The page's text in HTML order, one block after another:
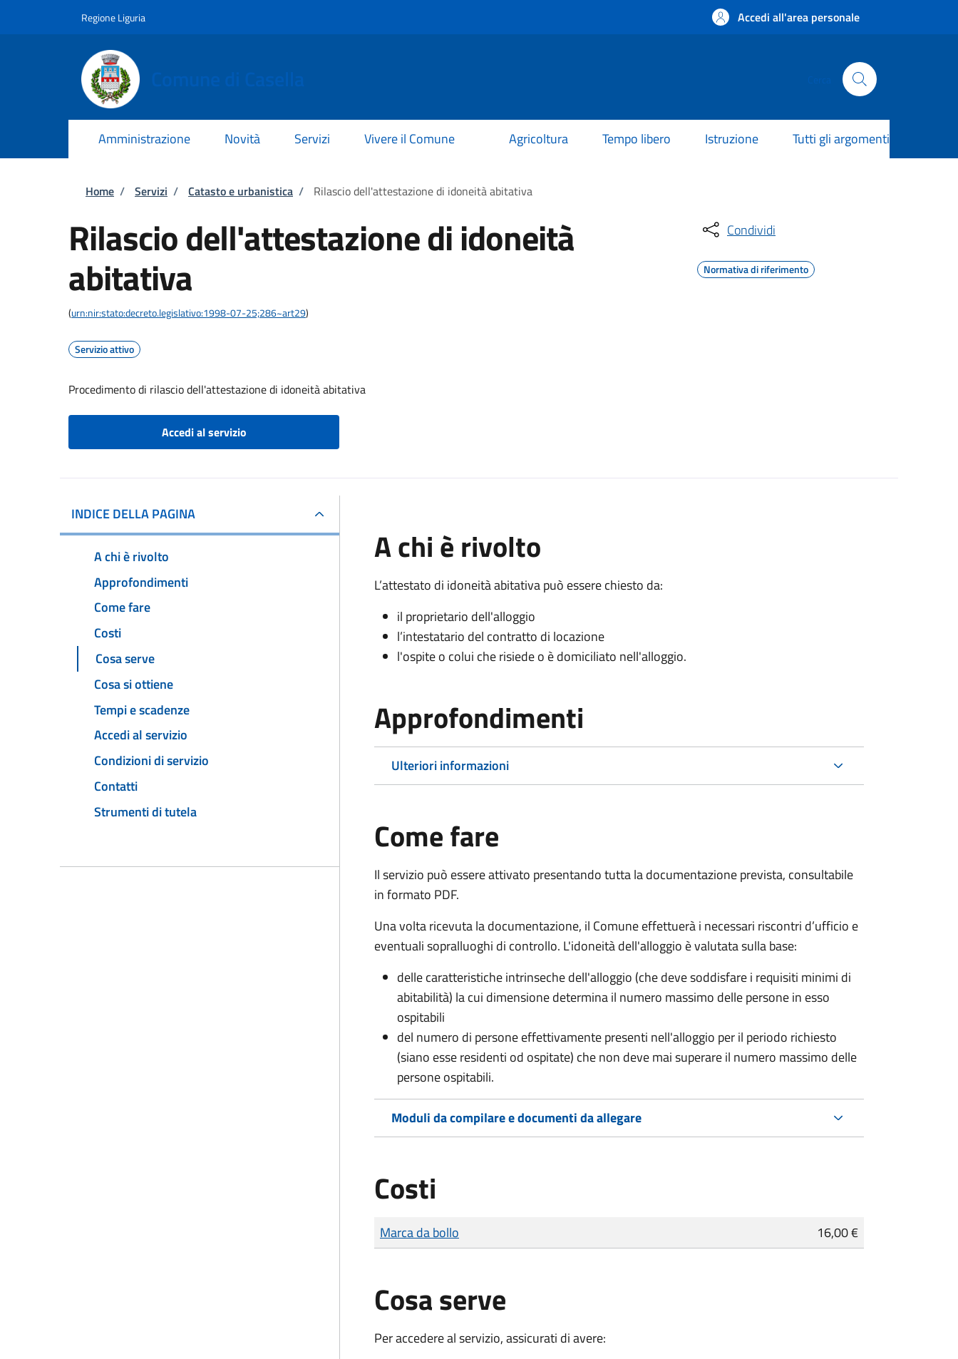
Regione Liguria Accedi all'area personale
Amministrazione Novità Servizi Vivere il Comune Agricoltura Tempo libero Istruzione Tutti gli argomenti
Briciole di pane
Home / Servizi / Catasto e urbanistica / Rilascio dell'attestazione di idoneità abitativa
Rilascio dell'attestazione di idoneità
abitativa
(urn:nir:stato:decreto.legislativo:1998-07-25;286~art29)
Servizio attivo
Procedimento di rilascio dell'attestazione di idoneità abitativa
Accedi al servizio
Condividi
Normativa di riferimento
INDICE DELLA PAGINA
A chi è rivolto
Approfondimenti
Come fare
Costi
Cosa serve
Cosa si ottiene
Tempi e scadenze
Accedi al servizio
Condizioni di servizio
Contatti
Strumenti di tutela
A chi è rivolto
L’attestato di idoneità abitativa può essere chiesto da:
il proprietario dell'alloggio
l’intestatario del contratto di locazione
l'ospite o colui che risiede o è domiciliato nell'alloggio.
Approfondimenti
Ulteriori informazioni
Come fare
Il servizio può essere attivato presentando tutta la documentazione prevista, consultabile
in formato PDF.
Una volta ricevuta la documentazione, il Comune effettuerà i necessari riscontri d’ufficio e
eventuali sopralluoghi di controllo. L'idoneità dell'alloggio è valutata sulla base:
delle caratteristiche intrinseche dell'alloggio (che deve soddisfare i requisiti minimi di
abitabilità) la cui dimensione determina il numero massimo delle persone in esso
ospitabili
del numero di persone effettivamente presenti nell'alloggio per il periodo richiesto
(siano esse residenti od ospitate) che non deve mai superare il numero massimo delle
persone ospitabili.
Moduli da compilare e documenti da allegare
Costi
Tipo di pagamento
Importo
Marca da bollo 16,00 €
Cosa serve
Per accedere al servizio, assicurati di avere: